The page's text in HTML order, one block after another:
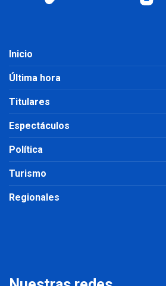
Inicio
Última hora
Titulares
Espectáculos
Política
Turismo
Regionales